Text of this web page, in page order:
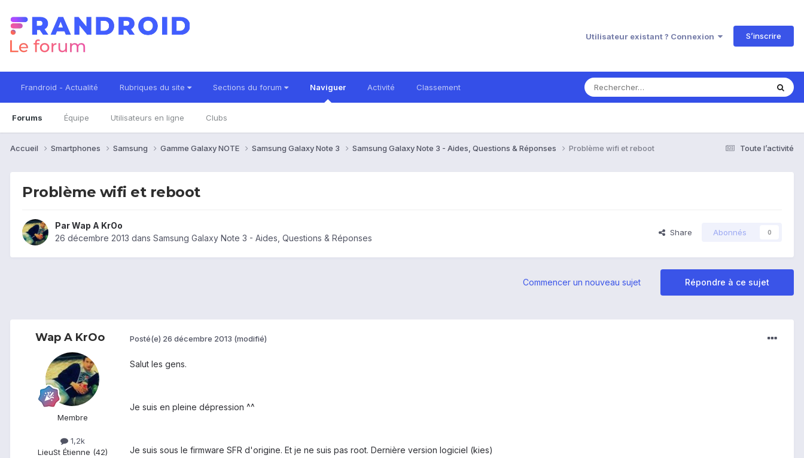
Utilisateur existant ? Connexion S’inscrire
Frandroid - Actualité Rubriques du site Sections du forum Naviguer
Forums Équipe Utilisateurs en ligne Clubs
Activité Classement
Toute l’activité
Accueil Smartphones Samsung Gamme Galaxy NOTE Samsung Galaxy Note 3 Samsung Galaxy Note 3 - Aides, Questions & Réponses Problème wifi et reboot
Problème wifi et reboot
ParWap A KrOo
26 décembre 2013 dans Samsung Galaxy Note 3 - Aides, Questions & Réponses
Share Abonnés 0
Répondre à ce sujet
Commencer un nouveau sujet
Wap A KrOo
Membre
1,2k
LieuSt Étienne (42)
Posté(e) 26 décembre 2013 (modifié)
Salut les gens.
Je suis en pleine dépression ^^
Je suis sous le firmware SFR d'origine. Et je ne suis pas root. Dernière version logiciel (kies)